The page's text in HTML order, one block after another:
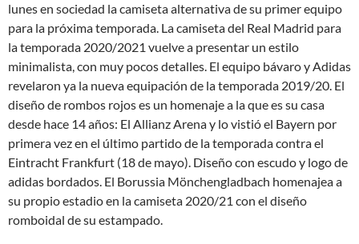
lunes en sociedad la camiseta alternativa de su primer equipo
para la próxima temporada. La camiseta del Real Madrid para
la temporada 2020/2021 vuelve a presentar un estilo
minimalista, con muy pocos detalles. El equipo bávaro y Adidas
revelaron ya la nueva equipación de la temporada 2019/20. El
diseño de rombos rojos es un homenaje a la que es su casa
desde hace 14 años: El Allianz Arena y lo vistió el Bayern por
primera vez en el último partido de la temporada contra el
Eintracht Frankfurt (18 de mayo). Diseño con escudo y logo de
adidas bordados. El Borussia Mönchengladbach homenajea a
su propio estadio en la camiseta 2020/21 con el diseño
romboidal de su estampado.